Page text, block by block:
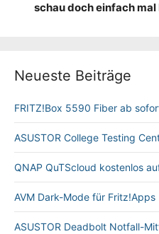
schau doch einfach mal
Neueste Beiträge
FRITZ!Box 5590 Fiber ab
ASUSTOR College Testing
QNAP QuTScloud kostenlos
AVM Dark-Mode für Fritz!Apps
ASUSTOR Deadbolt Notfall-